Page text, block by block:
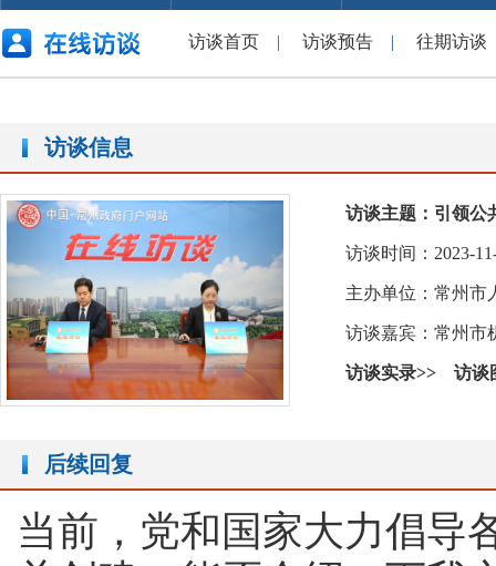
访谈首页 | 访谈预告 | 往期访谈
访谈信息
访谈主题： 引领公
访谈时间：2023-
主办单位：常州市
访谈嘉宾：常州市
访谈实录>> 访谈
后续回复